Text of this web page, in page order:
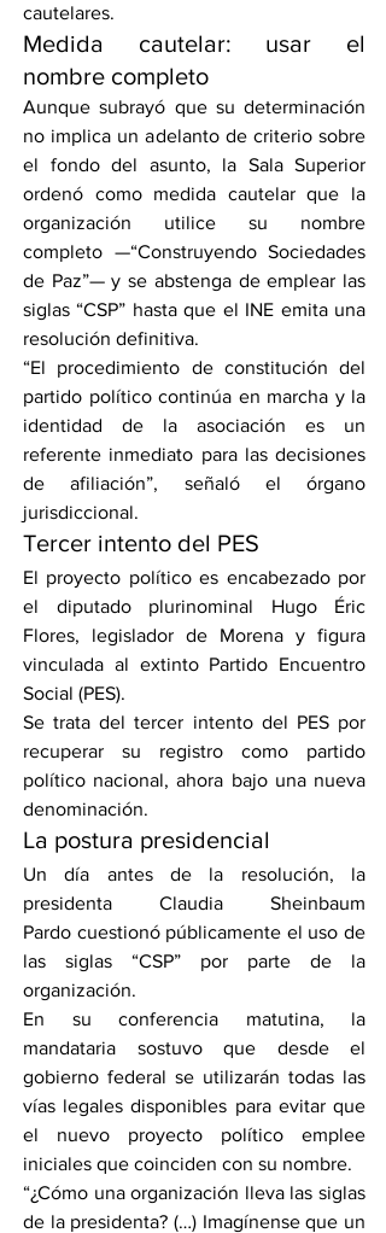
cautelares.
Medida cautelar: usar el
nombre completo
Aunque subrayó que su determinación
no implica un adelanto de criterio sobre
el fondo del asunto, la Sala Superior
ordenó como medida cautelar que la
organización utilice su nombre
completo —“Construyendo Sociedades
de Paz”— y se abstenga de emplear las
siglas “CSP” hasta que el INE emita una
resolución definitiva.
“El procedimiento de constitución del
partido político continúa en marcha y la
identidad de la asociación es un
referente inmediato para las decisiones
de afiliación”, señaló el órgano
jurisdiccional.
Tercer intento del PES
El proyecto político es encabezado por
el diputado plurinominal Hugo Éric
Flores, legislador de Morena y figura
vinculada al extinto Partido Encuentro
Social (PES).
Se trata del tercer intento del PES por
recuperar su registro como partido
político nacional, ahora bajo una nueva
denominación.
La postura presidencial
Un día antes de la resolución, la
presidenta Claudia Sheinbaum
Pardo cuestionó públicamente el uso de
las siglas “CSP” por parte de la
organización.
En su conferencia matutina, la
mandataria sostuvo que desde el
gobierno federal se utilizarán todas las
vías legales disponibles para evitar que
el nuevo proyecto político emplee
iniciales que coinciden con su nombre.
“¿Cómo una organización lleva las siglas
de la presidenta? (…) Imagínense que un